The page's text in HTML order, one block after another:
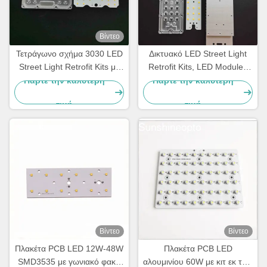
Βίντεο
Τετράγωνο σχήμα 3030 LED
Street Light Retrofit Kits με
150 lm/W για φωτισμό
Πάρτε την καλύτερη
τιμή
Δικτυακό LED Street Light
Retrofit Kits, LED Modules
για το Street Light SKD
Πάρτε την καλύτερη
τιμή
Βίντεο
Πλακέτα PCB LED 12W-48W
SMD3535 με γωνιακό φακό
Βίντεο
Πλακέτα PCB LED
αλουμινίου 60W με κιτ εκ των